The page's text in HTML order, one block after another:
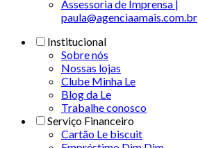
Assessoria de Imprensa |
paula@agenciaamais.com.br
Institucional
Sobre nós
Nossas lojas
Clube Minha Le
Blog da Le
Trabalhe conosco
Serviço Financeiro
Cartão Le biscuit